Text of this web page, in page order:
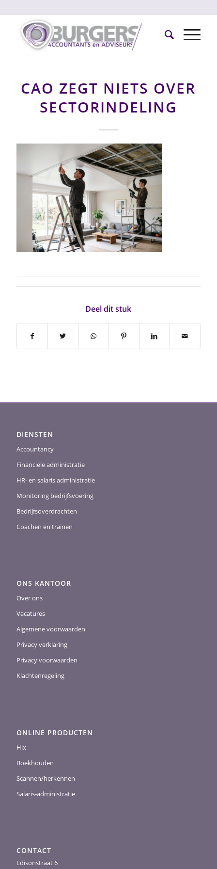
CAO ZEGT NIETS OVER
SECTORINDELING
Deel dit stuk
DIENSTEN
Accountancy
Financiële administratie
HR- en salaris administratie
Monitoring bedrijfsvoering
Bedrijfsoverdrachten
Coachen en trainen
ONS KANTOOR
Over ons
Vacatures
Algemene voorwaarden
Privacy verklaring
Privacy voorwaarden
Klachtenregeling
ONLINE PRODUCTEN
Hix
Boekhouden
Scannen/herkennen
Salaris-administratie
CONTACT
Edisonstraat 6